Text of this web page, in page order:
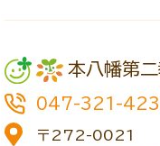
本八幡第
047-321-
〒272-0021